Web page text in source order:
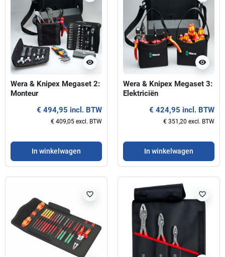
visibility
Wera & Knipex Megaset 2:
Monteur
€ 494,95 incl. BTW
€ 409,05 excl. BTW
In winkelwagen
visibility
Wera & Knipex Megaset 3:
Elektriciën
€ 424,95 incl. BTW
€ 351,20 excl. BTW
In winkelwagen
favorite_border favorite_border